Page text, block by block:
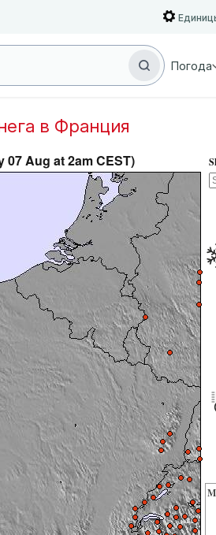
Погода
в Франция
Aug at 2am CEST)